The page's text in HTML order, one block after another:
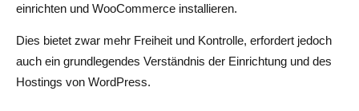
einrichten und WooCommerce installieren.
Dies bietet zwar mehr Freiheit und Kontrolle, erfordert jedoch
auch ein grundlegendes Verständnis der Einrichtung und des
Hostings von WordPress.